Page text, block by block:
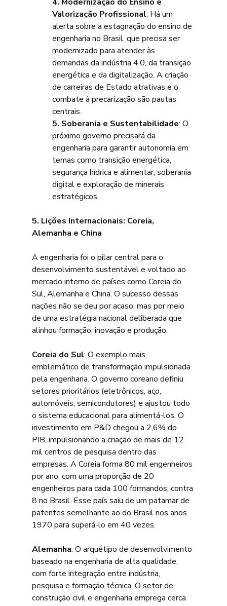
Valorização Profissional: Há um
alerta sobre a estagnação do ensino de
engenharia no Brasil, que precisa ser
modernizado para atender às
demandas da indústria 4.0, da transição
energética e da digitalização. A criação
de carreiras de Estado atrativas e o
combate à precarização são pautas
centrais.
5. Soberania e Sustentabilidade: O
próximo governo precisará da
engenharia para garantir autonomia em
temas como transição energética,
segurança hídrica e alimentar, soberania
digital e exploração de minerais
estratégicos.
5. Lições Internacionais: Coreia,
Alemanha e China
A engenharia foi o pilar central para o
desenvolvimento sustentável e voltado ao
mercado interno de países como Coreia do
Sul, Alemanha e China. O sucesso dessas
nações não se deu por acaso, mas por meio
de uma estratégia nacional deliberada que
alinhou formação, inovação e produção.
Coreia do Sul: O exemplo mais
emblemático de transformação impulsionada
pela engenharia. O governo coreano definiu
setores prioritários (eletrônicos, aço,
automóveis, semicondutores) e ajustou todo
o sistema educacional para alimentá-los. O
investimento em P&D chegou a 2,6% do
PIB, impulsionando a criação de mais de 12
mil centros de pesquisa dentro das
empresas. A Coreia forma 80 mil engenheiros
por ano, com uma proporção de 20
engenheiros para cada 100 formandos, contra
8 no Brasil. Esse país saiu de um patamar de
patentes semelhante ao do Brasil nos anos
1970 para superá-lo em 40 vezes.
Alemanha: O arquétipo de desenvolvimento
baseado na engenharia de alta qualidade,
com forte integração entre indústria,
pesquisa e formação técnica. O setor de
construção civil e engenharia emprega cerca